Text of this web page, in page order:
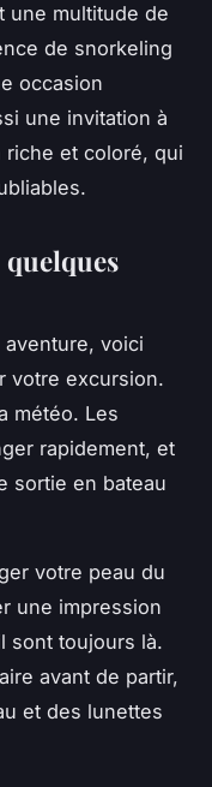
une multitude de
de snorkeling
occasion
une invitation à
et coloré, qui
voici
votre excursion.
météo. Les
rapidement, et
sortie en bateau
votre peau du
une impression
sont toujours là.
avant de partir,
et des lunettes